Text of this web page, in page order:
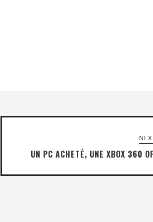
UN PC ACHETÉ, UNE XBOX 360